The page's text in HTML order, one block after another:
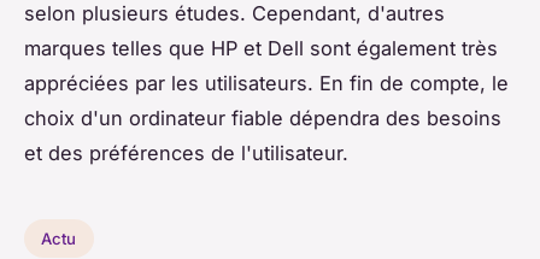
selon plusieurs études. Cependant, d'autres
marques telles que HP et Dell sont également très
appréciées par les utilisateurs. En fin de compte, le
choix d'un ordinateur fiable dépendra des besoins
et des préférences de l'utilisateur.
Actu